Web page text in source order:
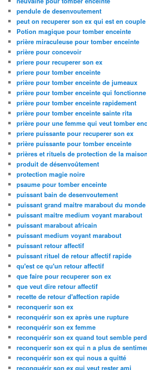
pendule de desenvoutement
peut on recuperer son ex qui est en couple
Potion magique pour tomber enceinte
prière miraculeuse pour tomber enceinte
prière pour concevoir
priere pour recuperer son ex
priere pour tomber enceinte
prière pour tomber enceinte de jumeaux
prière pour tomber enceinte qui fonctionne
prière pour tomber enceinte rapidement
prière pour tomber enceinte sainte rita
prière pour une femme qui veut tomber
priere puissante pour recuperer son ex
prière puissante pour tomber enceinte
prières et rituels de protection de la maison
produit de désenvoûtement
protection magie noire
psaume pour tomber enceinte
puissant bain de desenvoutement
puissant grand maitre marabout du monde
puissant maitre medium voyant marabout
puissant marabout africain
puissant medium voyant marabout
puissant retour affectif
puissant rituel de retour affectif rapide
qu'est ce qu'un retour affectif
que faire pour recuperer son ex
que veut dire retour affectif
recette de retour d'affection rapide
reconquerir son ex
reconquérir son ex après une rupture
reconquérir son ex femme
reconquérir son ex quand tout semble
reconquerir son ex qui n a plus de
reconquérir son ex qui nous a quitté
reconquérir son ex qui veut rester ami